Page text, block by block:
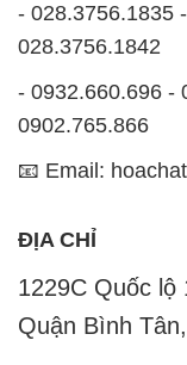
- 028.3756.1835
028.3756.1842
- 0932.660.696 -
0902.765.866
📧 Email:
ĐỊA CHỈ
1229C Quốc
Quận Bình